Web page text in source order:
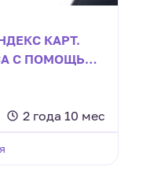
КАРТ.
С ПОМОЩЬЮ
2 года 10 мес